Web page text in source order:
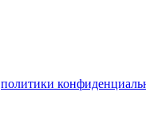
политики